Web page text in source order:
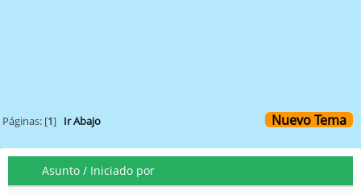
Páginas: [1] Ir Abajo Nuevo Tema
Asunto / Iniciado por